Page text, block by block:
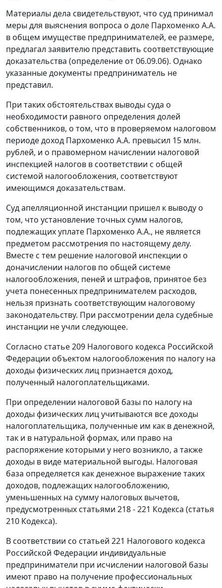
Материалы дела свидетельствуют, что суд принимал
меры для выяснения вопроса о доле Пархоменко А.А.
в общем имуществе предпринимателей, ее размере,
предлагал заявителю представить соответствующие
доказательства (определение от 06.09.06). Однако
указанные документы предприниматель не
представил.
При таких обстоятельствах выводы суда о
необходимости равного определения долей
собственников, о том, что в проверяемом налоговом
периоде доход Пархоменко А.А. превысил 15 млн.
рублей, и о правомерном начислении налоговой
инспекцией налогов в соответствии с общей
системой налогообложения, соответствуют
имеющимся доказательствам.
Суд апелляционной инстанции пришел к выводу о
том, что установление точных сумм налогов,
подлежащих уплате Пархоменко А.А., не является
предметом рассмотрения по настоящему делу.
Вместе с тем решение налоговой инспекции о
доначислении налогов по общей системе
налогообложения, пеней и штрафов, принятое без
учета понесенных предпринимателем расходов,
нельзя признать соответствующим налоговому
законодательству. При рассмотрении дела судебные
инстанции не учли следующее.
Согласно статье 209 Налогового кодекса Российской
Федерации объектом налогообложения по налогу на
доходы физических лиц признается доход,
полученный налогоплательщиками.
При определении налоговой базы по налогу на
доходы физических лиц учитываются все доходы
налогоплательщика, полученные им как в денежной,
так и в натуральной формах, или право на
распоряжение которыми у него возникло, а также
доходы в виде материальной выгоды. Налоговая
база определяется как денежное выражение таких
доходов, подлежащих налогообложению,
уменьшенных на сумму налоговых вычетов,
предусмотренных статьями 218 - 221 Кодекса (статья
210 Кодекса).
В соответствии со статьей 221 Налогового кодекса
Российской Федерации индивидуальные
предприниматели при исчислении налоговой базы
имеют право на получение профессиональных